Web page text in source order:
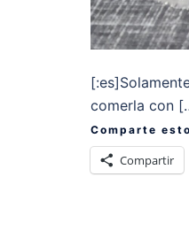
comerla con
Comparte
Compartir